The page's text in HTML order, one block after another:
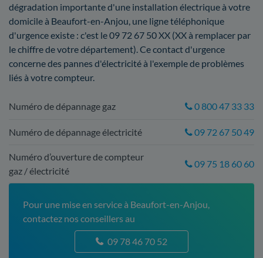
dégradation importante d'une installation électrique à votre
domicile à Beaufort-en-Anjou, une ligne téléphonique
d'urgence existe : c'est le 09 72 67 50 XX (XX à remplacer par
le chiffre de votre département). Ce contact d'urgence
concerne des pannes d'électricité à l'exemple de problèmes
liés à votre compteur.
Numéro de dépannage gaz 0 800 47 33 33
Numéro de dépannage électricité 09 72 67 50 49
Numéro d’ouverture de compteur
gaz / électricité
09 75 18 60 60
Pour une mise en service à Beaufort-en-Anjou,
contactez nos conseillers au
09 78 46 70 52